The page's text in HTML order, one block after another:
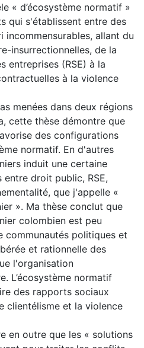
« d’écosystème normatif »
qui s'établissent entre des
incommensurables, allant du
insurrectionnelles, de la
entreprises (RSE) à la
à la violence
menées dans deux régions
cette thèse démontre que
des configurations
normatif. En d'autres
induit une certaine
droit public, RSE,
que j'appelle «
». Ma thèse conclut que
colombien est peu
politiques et
et rationnelle des
l'organisation
L’écosystème normatif
des rapports sociaux
clientélisme et la violence
en outre que les « solutions